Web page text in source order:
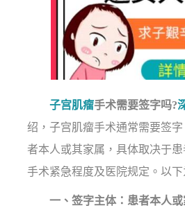
子宫肌瘤手术需要签字吗?
绍，子宫肌瘤手术通常需要签
者本人或其家属，具体取决于患
手术紧急程度及医院规定。以下
一、签字主体：患者本人或